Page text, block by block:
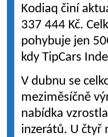
Kodiaq činí
337 444 Kč.
pohybuje jen
kdy TipCars
V dubnu se
meziměsíčně
nabídka
inzerátů. U čtyř